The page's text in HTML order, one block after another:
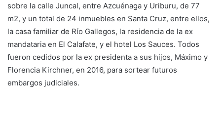
sobre la calle Juncal, entre Azcuénaga y Uriburu, de 77
m2, y un total de 24 inmuebles en Santa Cruz, entre ellos,
la casa familiar de Río Gallegos, la residencia de la ex
mandataria en El Calafate, y el hotel Los Sauces. Todos
fueron cedidos por la ex presidenta a sus hijos, Máximo y
Florencia Kirchner, en 2016, para sortear futuros
embargos judiciales.